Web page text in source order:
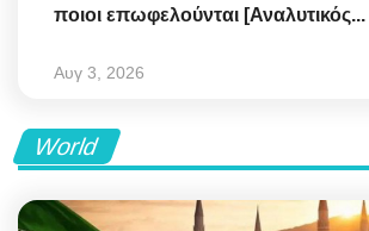
ποιοι επωφελούνται [Αναλυτικός...
Αυγ 3, 2026
World